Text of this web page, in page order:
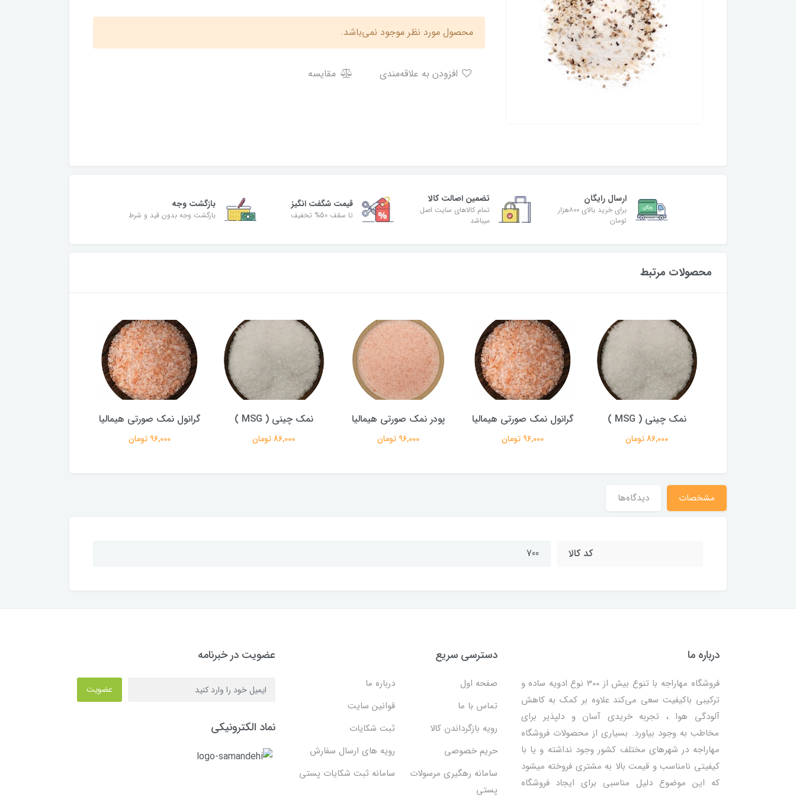
محصول مورد نظر موجود نمی‌باشد.
مقایسه
ارسال رایگان
برای خرید بالای ۸۰۰هزار
تومان
تضمین اصالت کالا
تمام کالاهای سایت اصل
میباشد
قیمت شگفت انگیز
تا سقف 50% تخفیف
بازگشت وجه
بازگشت وجه بدون قید و شرط
محصولات مرتبط
نمک چینی ( MSG )
86,000 تومان
گرانول نمک صورتی هیمالیا
96,000 تومان
پودر نمک صورتی هیمالیا
96,000 تومان
نمک چینی ( MSG )
86,000 تومان
گرانول نمک صورتی هیمالیا
96,000 تومان
مشخصات دیدگاه‌ها
کد کالا 700
درباره ما
فروشگاه مهاراجه با تنوع بیش از 300 نوع ادویه ساده و
ترکیبی باکیفیت سعی می‌کند علاوه بر کمک به کاهش
آلودگی هوا ، تجربه خریدی آسان و دلپذیر برای
مخاطب به وجود بیاورد. بسیاری از محصولات فروشگاه
مهاراجه در شهرهای مختلف کشور وجود نداشته و یا با
کیفیتی نامناسب و قیمت بالا به مشتری فروخته میشود
که این موضوع دلیل مناسبی برای ایجاد فروشگاه
دسترسی سریع
صفحه اول
درباره ما
تماس با ما
قوانین سایت
رویه بازگرداندن کالا
ثبت شکایات
حریم خصوصی
رویه های ارسال سفارش
سامانه رهگیری مرسولات
پستی
سامانه ثبت شکایات پستی
عضویت در خبرنامه
عضویت
نماد الکترونیکی